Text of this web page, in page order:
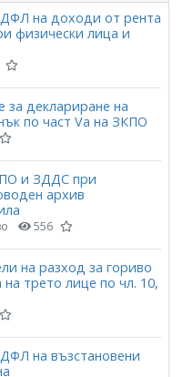
на доходи от рента
физически лица и
деклариране на
по част Vа на ЗКПО
и ЗДДС при
архив
556
на разход за гориво
трето лице по чл. 10,
на възстановени